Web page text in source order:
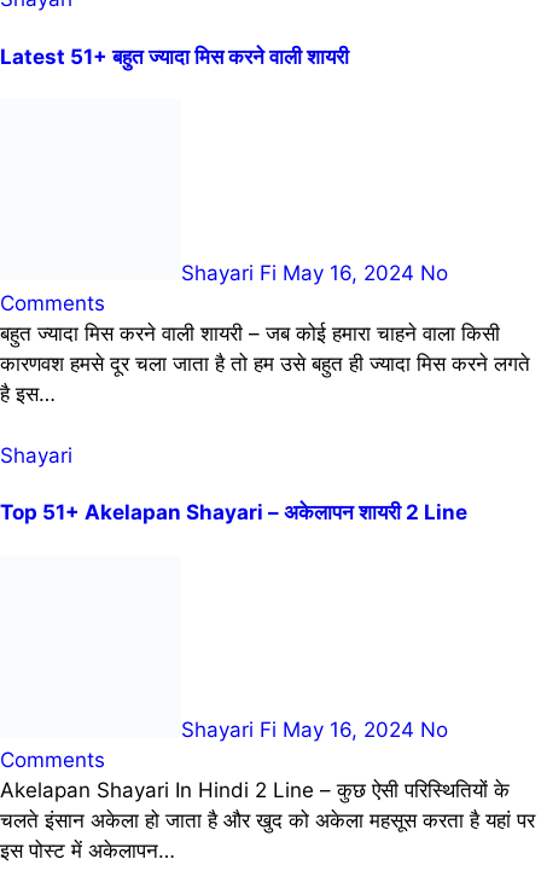
Latest 51+ बहुत ज्यादा मिस करने वाली शायरी
Shayari Fi May 16, 2024 No
Comments
बहुत ज्यादा मिस करने वाली शायरी – जब कोई हमारा चाहने वाला किसी
कारणवश हमसे दूर चला जाता है तो हम उसे बहुत ही ज्यादा मिस करने लगते
है इस…
Shayari
Top 51+ Akelapan Shayari – अकेलापन शायरी 2 Line
Shayari Fi May 16, 2024 No
Comments
Akelapan Shayari In Hindi 2 Line – कुछ ऐसी परिस्थितियों के
चलते इंसान अकेला हो जाता है और खुद को अकेला महसूस करता है यहां पर
इस पोस्ट में अकेलापन…